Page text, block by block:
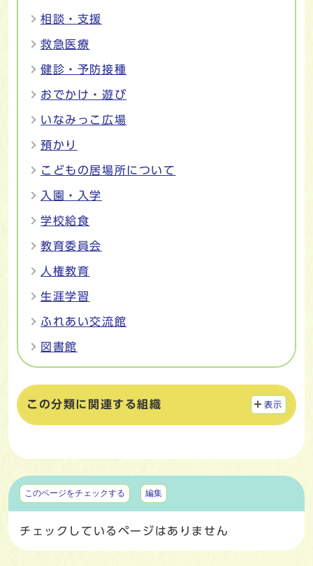
相談・支援
救急医療
健診・予防接種
おでかけ・遊び
いなみっこ広場
預かり
こどもの居場所について
入園・入学
学校給食
教育委員会
人権教育
生涯学習
ふれあい交流館
図書館
この分類に関連する組織 表示
マイページ
このページをチェックする 編集
チェックしているページはありません